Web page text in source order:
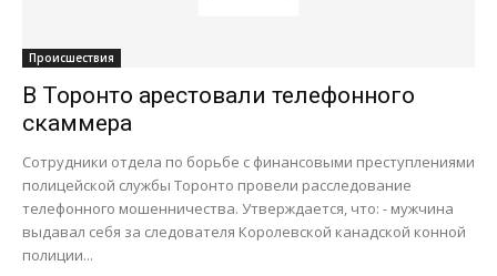
Происшествия
В Торонто арестовали телефонного
скаммера
Сотрудники отдела по борьбе с финансовыми преступлениями
полицейской службы Торонто провели расследование
телефонного мошенничества. Утверждается, что: - мужчина
выдавал себя за следователя Королевской канадской конной
полиции...